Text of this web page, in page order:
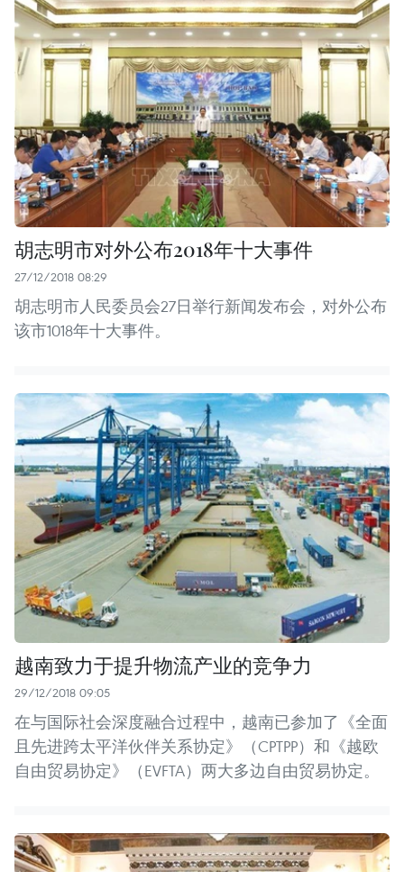
胡志明市对外公布2018年十大事件
27/12/2018 08:29
胡志明市人民委员会27日举行新闻发布会，对外公布
该市1018年十大事件。
越南致力于提升物流产业的竞争力
29/12/2018 09:05
在与国际社会深度融合过程中，越南已参加了《全面
且先进跨太平洋伙伴关系协定》（CPTPP）和《越欧
自由贸易协定》（EVFTA）两大多边自由贸易协定。